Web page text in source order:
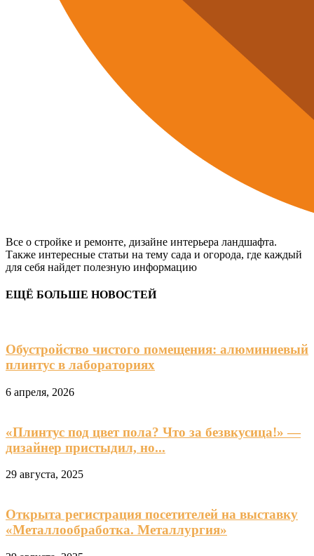
Все о стройке и ремонте, дизайне интерьера ландшафта.
Также интересные статьи на тему сада и огорода, где каждый
для себя найдет полезную информацию
ЕЩЁ БОЛЬШЕ НОВОСТЕЙ
Обустройство чистого помещения: алюминиевый
плинтус в лабораториях
6 апреля, 2026
«Плинтус под цвет пола? Что за безвкусица!» —
дизайнер пристыдил, но...
29 августа, 2025
Открыта регистрация посетителей на выставку
«Металлообработка. Металлургия»